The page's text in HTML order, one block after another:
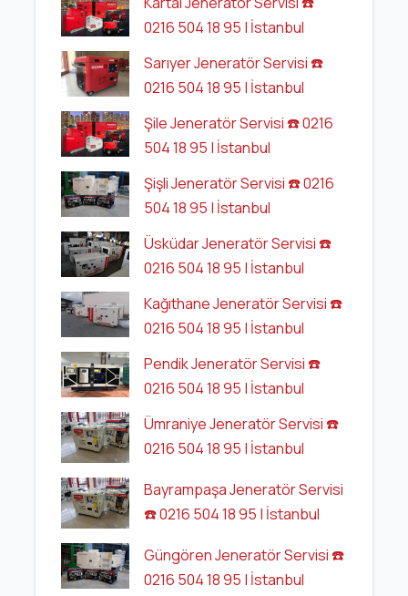
0216 504 18 95 | İstanbul
Sarıyer Jeneratör Servisi ☎️
0216 504 18 95 | İstanbul
Şile Jeneratör Servisi ☎️ 0216
504 18 95 | İstanbul
Şişli Jeneratör Servisi ☎️ 0216
504 18 95 | İstanbul
Üsküdar Jeneratör Servisi ☎️
0216 504 18 95 | İstanbul
Kağıthane Jeneratör Servisi ☎️
0216 504 18 95 | İstanbul
Pendik Jeneratör Servisi ☎️
0216 504 18 95 | İstanbul
Ümraniye Jeneratör Servisi ☎️
0216 504 18 95 | İstanbul
Bayrampaşa Jeneratör Servisi
☎️ 0216 504 18 95 | İstanbul
Güngören Jeneratör Servisi ☎️
0216 504 18 95 | İstanbul